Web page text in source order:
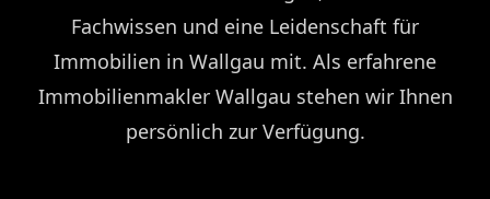
Fachwissen und eine Leidenschaft für
Immobilien in Wallgau mit. Als erfahrene
Immobilienmakler Wallgau stehen wir Ihnen
persönlich zur Verfügung.